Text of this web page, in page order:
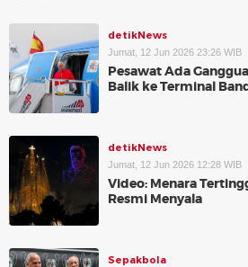
detikNews
Jumat, 12 Jun 2026 23:26 WIB
Pesawat Ada
Balik ke Terminal
detikNews
Jumat, 12 Jun 2026 12:28 WIB
Video: Menara
Resmi Menyala
Sepakbola